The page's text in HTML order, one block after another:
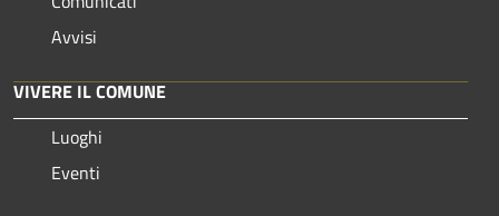
Avvisi
VIVERE IL COMUNE
Luoghi
Eventi